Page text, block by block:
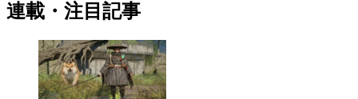
連載・注目記事